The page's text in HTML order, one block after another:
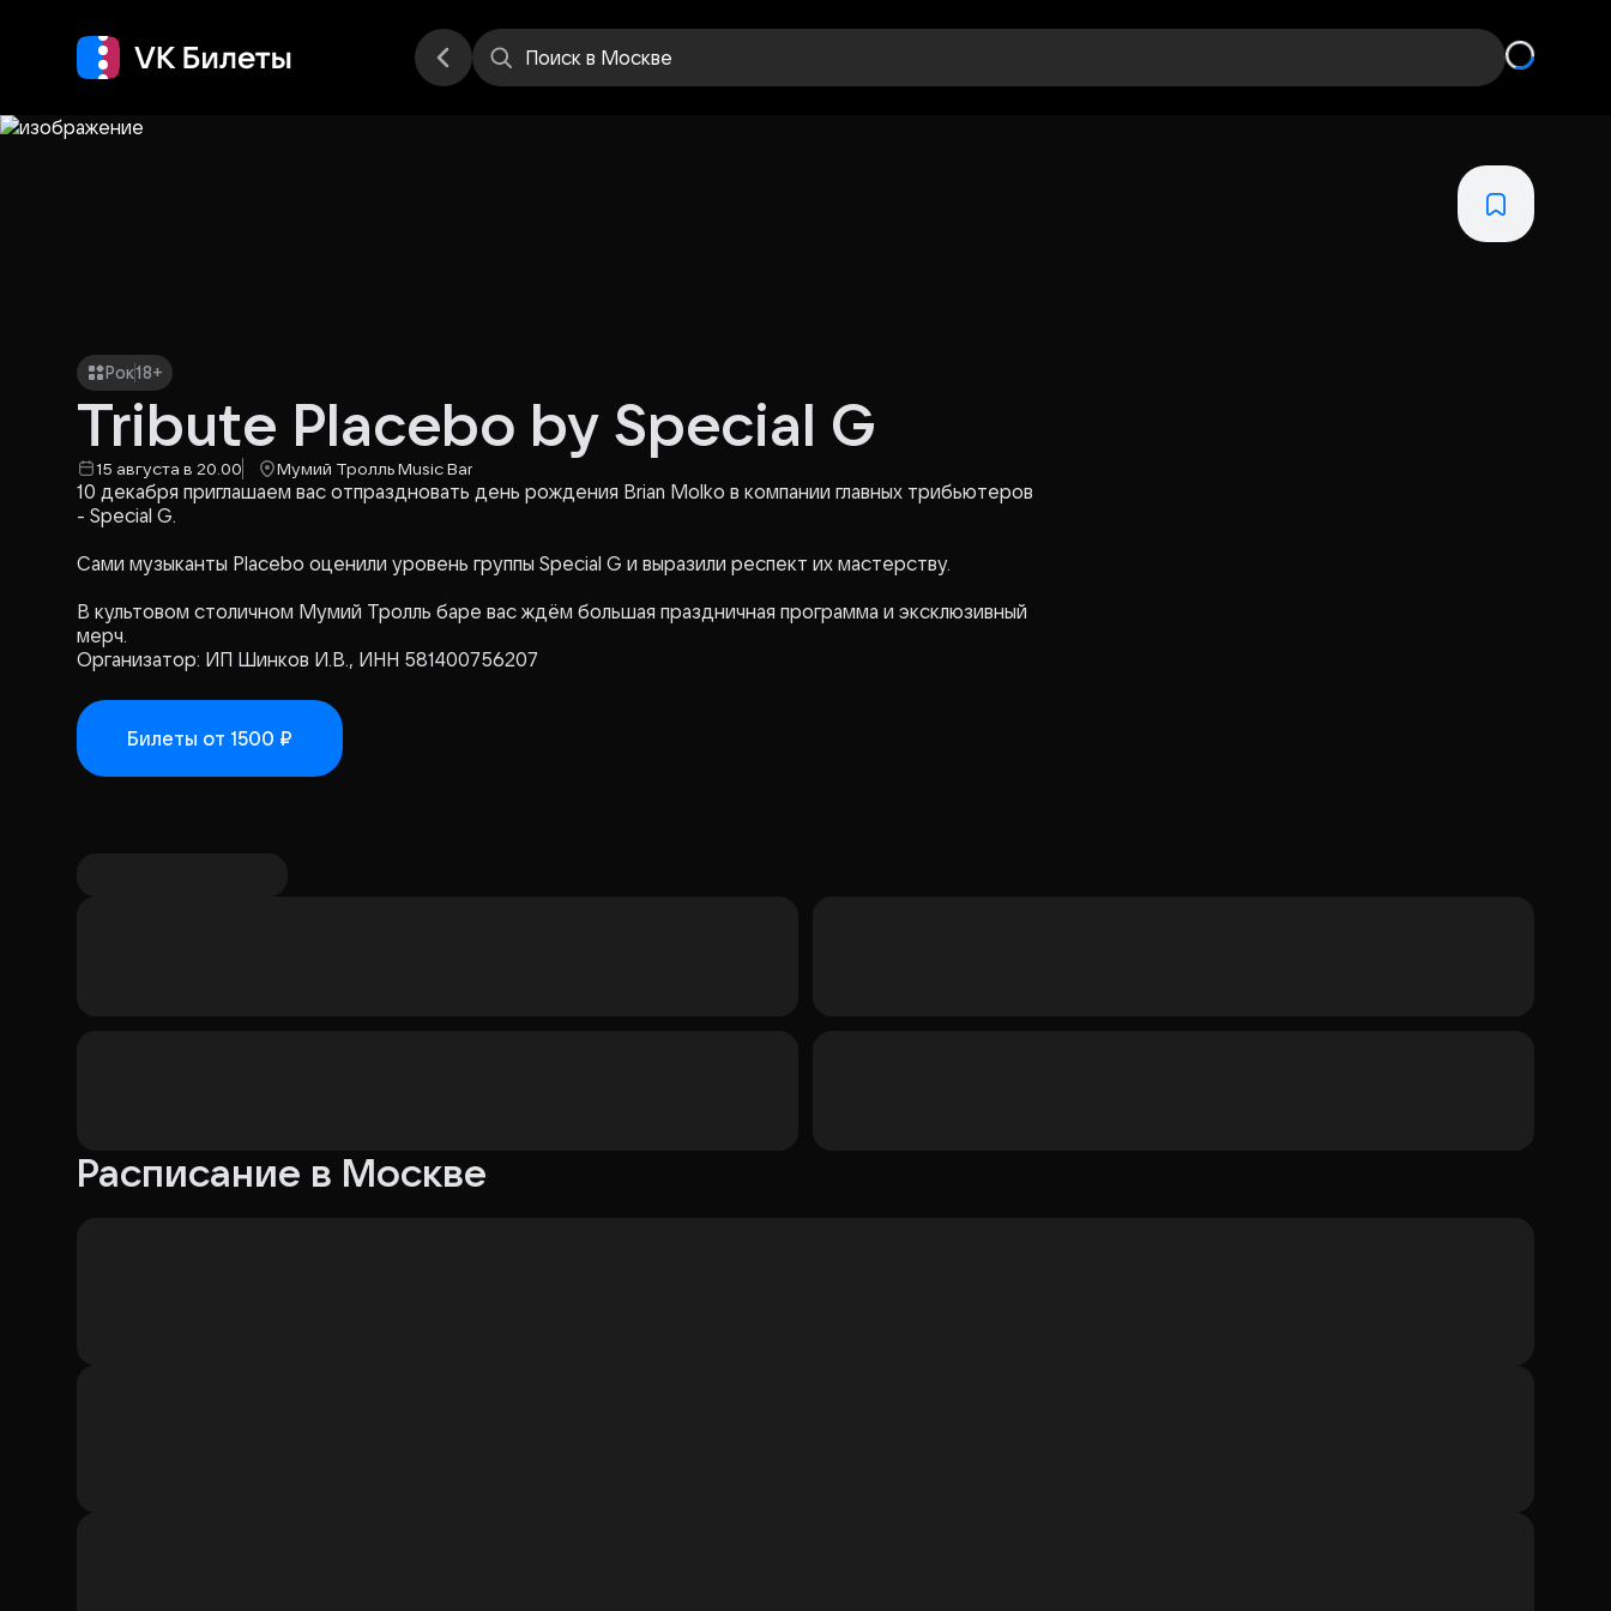
Поиск в Москве
Рок18+
Tribute Placebo by Special G
15 августа в 20.00 Мумий Тролль Music Bar
10 декабря приглашаем вас отпраздновать день рождения Brian Molko в компании главных трибьютеров
- Special G.
Сами музыканты Placebo оценили уровень группы Special G и выразили респект их мастерству.
В культовом столичном Мумий Тролль баре вас ждём большая праздничная программа и эксклюзивный
мерч.
Организатор: ИП Шинков И.В., ИНН 581400756207
Билеты от 1500 ₽
Расписание в Москве